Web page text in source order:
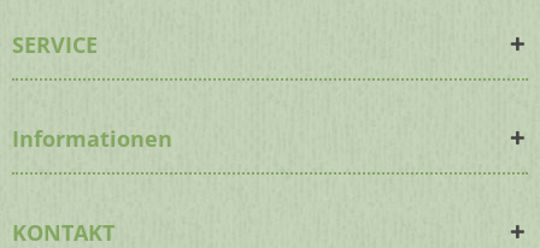
SERVICE
Informationen
KONTAKT